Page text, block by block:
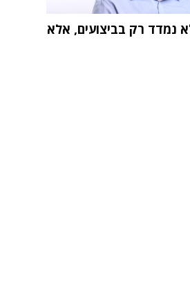
נמדד רק בביצועים, אלא